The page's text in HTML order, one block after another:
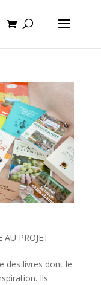
AU PROJET
des livres dont le
Ils